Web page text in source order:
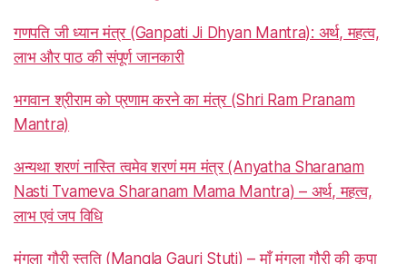
गणपति जी ध्यान मंत्र (Ganpati Ji Dhyan Mantra): अर्थ, महत्व,
लाभ और पाठ की संपूर्ण जानकारी
भगवान श्रीराम को प्रणाम करने का मंत्र (Shri Ram Pranam
Mantra)
अन्यथा शरणं नास्ति त्वमेव शरणं मम मंत्र (Anyatha Sharanam
Nasti Tvameva Sharanam Mama Mantra) – अर्थ, महत्व,
लाभ एवं जप विधि
मंगला गौरी स्तुति (Mangla Gauri Stuti) – माँ मंगला गौरी की कृपा